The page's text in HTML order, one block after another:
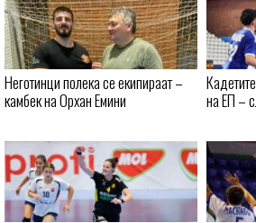
Неготинци полека се екипираат –
камбек на Орхан Емини
на ЕП –